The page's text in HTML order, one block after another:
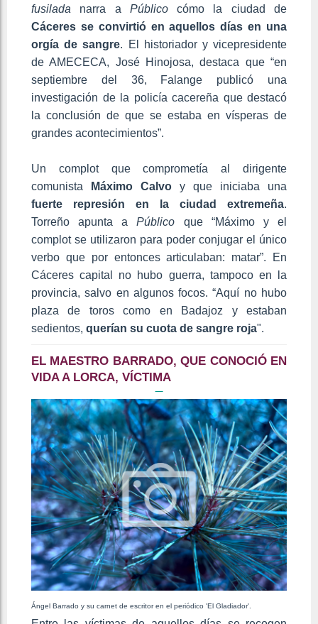
fusilada narra a Públicocómo la ciudad de
Cáceres se convirtió en aquellos días en una
orgía de sangre. El historiador y vicepresidente
de AMECECA, José Hinojosa, destaca que “en
septiembre del 36, Falange publicó una
investigación de la policía cacereña que destacó
la conclusión de que se estaba en vísperas de
grandes acontecimientos”.
Un complot que comprometía al dirigente
comunista
Máximo Calvo y que iniciaba una
fuerte represión en la ciudad extremeña.
Torreño apunta aPúblico que “Máximo y el
complot se utilizaron para poder conjugar el único
verbo que por entonces articulaban: matar”. En
Cáceres capital no hubo guerra, tampoco en la
provincia, salvo en algunos focos. “Aquí no hubo
plaza de toros como en Badajoz y estaban
sedientos, querían su cuota de sangre roja".
EL MAESTRO BARRADO, QUE CONOCIÓ EN
VIDA A LORCA, VÍCTIMA
Ángel Barrado y su carnet de escritor en el periódico 'El Gladiador'.